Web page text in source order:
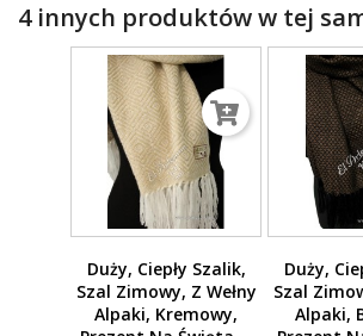
4 innych produktów w tej
Duży, Ciepły Szalik,
Szal Zimowy, Z Wełny
Alpaki, Kremowy,
Duży,
Szal
Alpaki,